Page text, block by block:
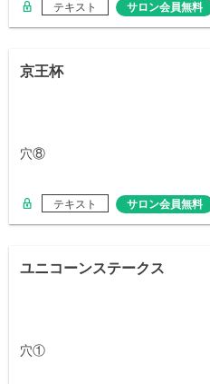
テキスト サロン会員無料
京王杯
穴⑧
テキスト サロン会員無料
ユニコーンステークス
穴①